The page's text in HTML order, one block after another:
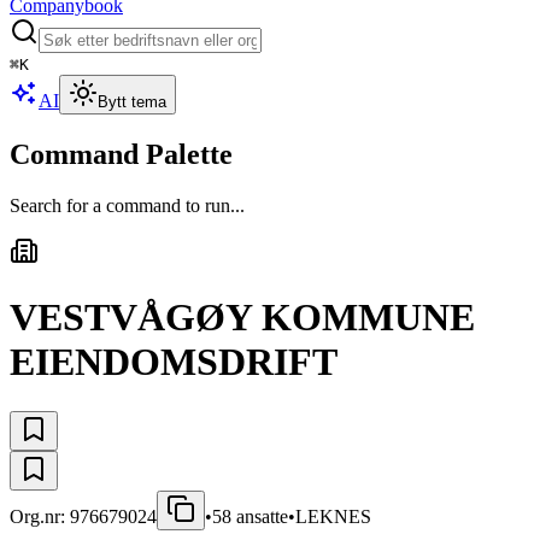
Companybook
⌘K
AI Bytt tema
Command Palette
Search for a command to run...
VESTVÅGØY KOMMUNE
EIENDOMSDRIFT
Org.nr: 976679024 •58 ansatte•LEKNES